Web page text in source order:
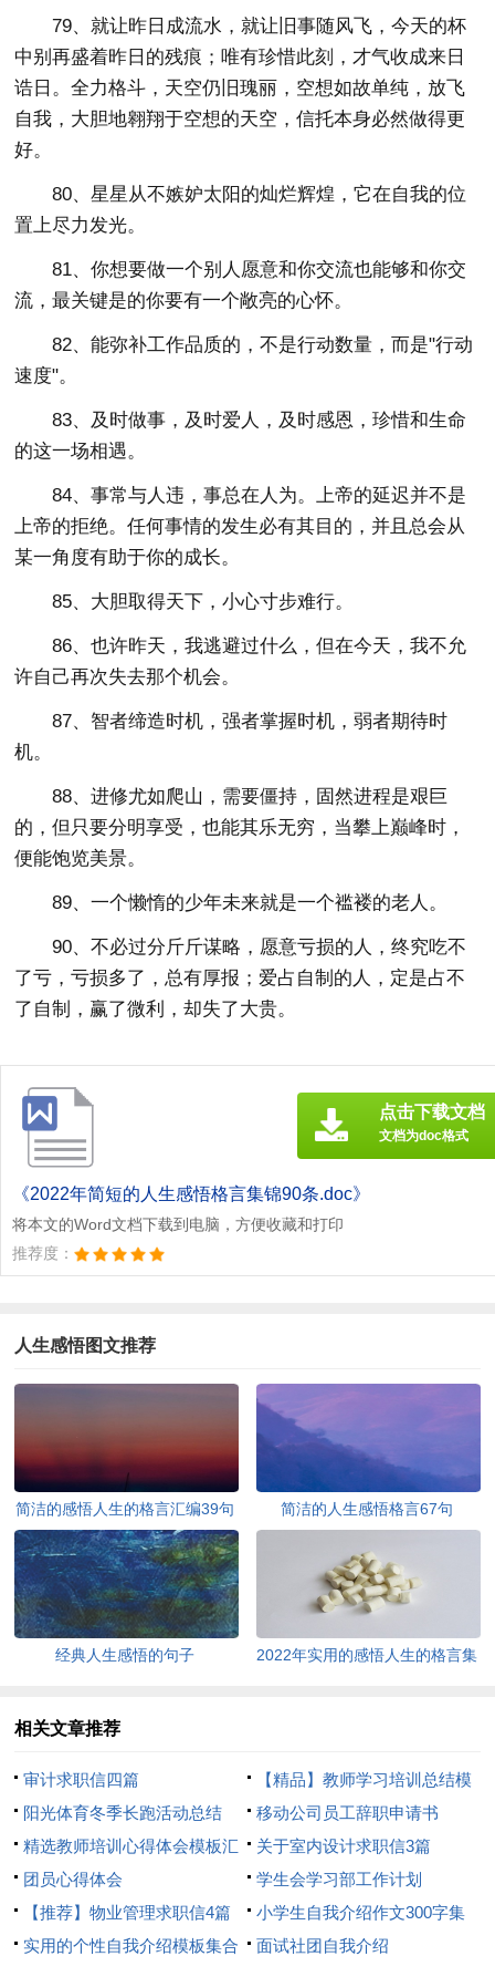
79、就让昨日成流水，就让旧事随风飞，今天的杯
中别再盛着昨日的残痕；唯有珍惜此刻，才气收成来日
诰日。全力格斗，天空仍旧瑰丽，空想如故单纯，放飞
自我，大胆地翱翔于空想的天空，信托本身必然做得更
好。
80、星星从不嫉妒太阳的灿烂辉煌，它在自我的位
置上尽力发光。
81、你想要做一个别人愿意和你交流也能够和你交
流，最关键是的你要有一个敞亮的心怀。
82、能弥补工作品质的，不是行动数量，而是"行动
速度"。
83、及时做事，及时爱人，及时感恩，珍惜和生命
的这一场相遇。
84、事常与人违，事总在人为。上帝的延迟并不是
上帝的拒绝。任何事情的发生必有其目的，并且总会从
某一角度有助于你的成长。
85、大胆取得天下，小心寸步难行。
86、也许昨天，我逃避过什么，但在今天，我不允
许自己再次失去那个机会。
87、智者缔造时机，强者掌握时机，弱者期待时
机。
88、进修尤如爬山，需要僵持，固然进程是艰巨
的，但只要分明享受，也能其乐无穷，当攀上巅峰时，
便能饱览美景。
89、一个懒惰的少年未来就是一个褴褛的老人。
90、不必过分斤斤谋略，愿意亏损的人，终究吃不
了亏，亏损多了，总有厚报；爱占自制的人，定是占不
了自制，赢了微利，却失了大贵。
《2022年简短的人生感悟格言集锦90条.doc》
将本文的Word文档下载到电脑，方便收藏和打印
推荐度：
点击下载文档
文档为doc格式
人生感悟图文推荐
简洁的感悟人生的格言汇编39句 简洁的人生感悟格言67句
经典人生感悟的句子
2022年实用的感悟人生的格言集
相关文章推荐
审计求职信四篇
【精品】教师学习培训总结模
板8篇
阳光体育冬季长跑活动总结
移动公司员工辞职申请书
精选教师培训心得体会模板汇
总8篇
关于室内设计求职信3篇
团员心得体会
学生会学习部工作计划
【推荐】物业管理求职信4篇
小学生自我介绍作文300字集
合7篇
实用的个性自我介绍模板集合
面试社团自我介绍